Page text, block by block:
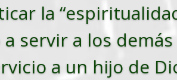
la
servir a los
a un hijo de